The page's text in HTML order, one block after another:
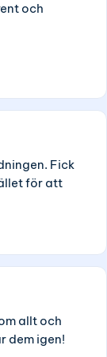
och
Fick
för att
allt och
dem igen!